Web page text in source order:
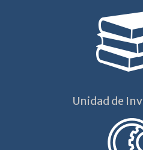
Unidad de